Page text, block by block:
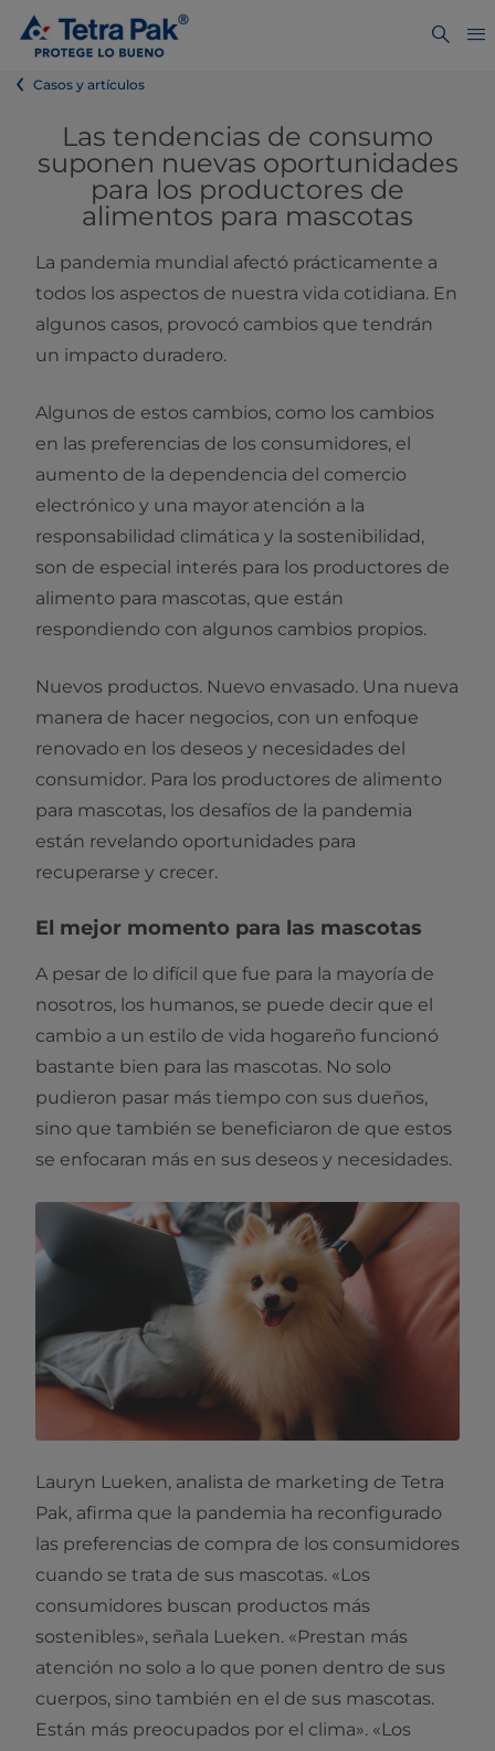
Casos y artículos
Las tendencias de consumo
suponen nuevas oportunidades
para los productores de
alimentos para mascotas
La pandemia mundial afectó prácticamente a
todos los aspectos de nuestra vida cotidiana. En
algunos casos, provocó cambios que tendrán
un impacto duradero.
Algunos de estos cambios, como los cambios
en las preferencias de los consumidores, el
aumento de la dependencia del comercio
electrónico y una mayor atención a la
responsabilidad climática y la sostenibilidad,
son de especial interés para los productores de
alimento para mascotas, que están
respondiendo con algunos cambios propios.
Nuevos productos. Nuevo envasado. Una nueva
manera de hacer negocios, con un enfoque
renovado en los deseos y necesidades del
consumidor. Para los productores de alimento
para mascotas, los desafíos de la pandemia
están revelando oportunidades para
recuperarse y crecer.
El mejor momento para las mascotas
A pesar de lo difícil que fue para la mayoría de
nosotros, los humanos, se puede decir que el
cambio a un estilo de vida hogareño funcionó
bastante bien para las mascotas. No solo
pudieron pasar más tiempo con sus dueños,
sino que también se beneficiaron de que estos
se enfocaran más en sus deseos y necesidades.
Lauryn Lueken, analista de marketing de Tetra
Pak, afirma que la pandemia ha reconfigurado
las preferencias de compra de los consumidores
cuando se trata de sus mascotas. «Los
consumidores buscan productos más
sostenibles», señala Lueken. «Prestan más
atención no solo a lo que ponen dentro de sus
cuerpos, sino también en el de sus mascotas.
Están más preocupados por el clima». «Los